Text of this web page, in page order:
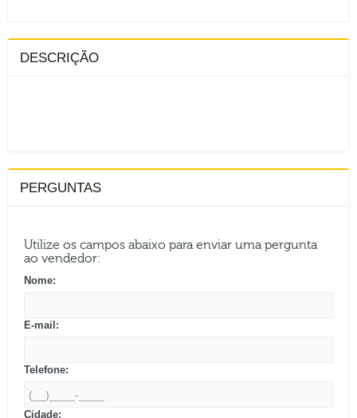
DESCRIÇÃO
PERGUNTAS
Utilize os campos abaixo para enviar uma pergunta
ao vendedor:
Nome:
E-mail:
Telefone:
Cidade: